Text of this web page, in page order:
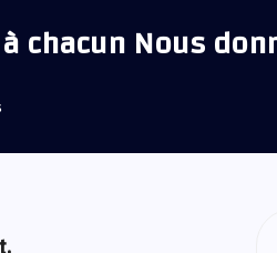
chacun Nous